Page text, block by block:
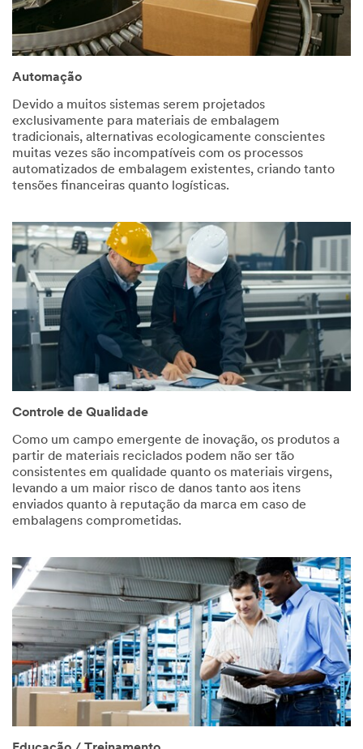
Automação
Devido a muitos sistemas serem projetados
exclusivamente para materiais de embalagem
tradicionais, alternativas ecologicamente conscientes
muitas vezes são incompatíveis com os processos
automatizados de embalagem existentes, criando tanto
tensões financeiras quanto logísticas.
Controle de Qualidade
Como um campo emergente de inovação, os produtos a
partir de materiais reciclados podem não ser tão
consistentes em qualidade quanto os materiais virgens,
levando a um maior risco de danos tanto aos itens
enviados quanto à reputação da marca em caso de
embalagens comprometidas.